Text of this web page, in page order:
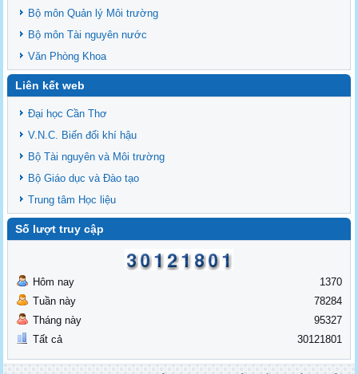
Bộ môn Quản lý Môi trường
Bộ môn Tài nguyên nước
Văn Phòng Khoa
Liên kết web
Đại học Cần Thơ
V.N.C. Biến đổi khí hậu
Bộ Tài nguyên và Môi trường
Bộ Giáo dục và Đào tạo
Trung tâm Học liệu
Số lượt truy cập
Hôm nay
Tuần này
Tháng này
Tất cả
1370
78284
95327
30121801